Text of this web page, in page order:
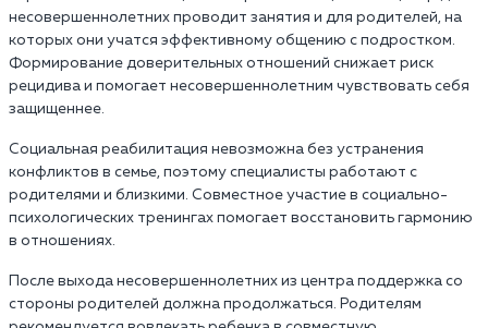
несовершеннолетних проводит занятия и для родителей, на
которых они учатся эффективному общению с подростком.
Формирование доверительных отношений снижает риск
рецидива и помогает несовершеннолетним чувствовать себя
защищеннее.
Социальная реабилитация невозможна без устранения
конфликтов в семье, поэтому специалисты работают с
родителями и близкими. Совместное участие в социально-
психологических тренингах помогает восстановить гармонию
в отношениях.
После выхода несовершеннолетних из центра поддержка со
стороны родителей должна продолжаться. Родителям